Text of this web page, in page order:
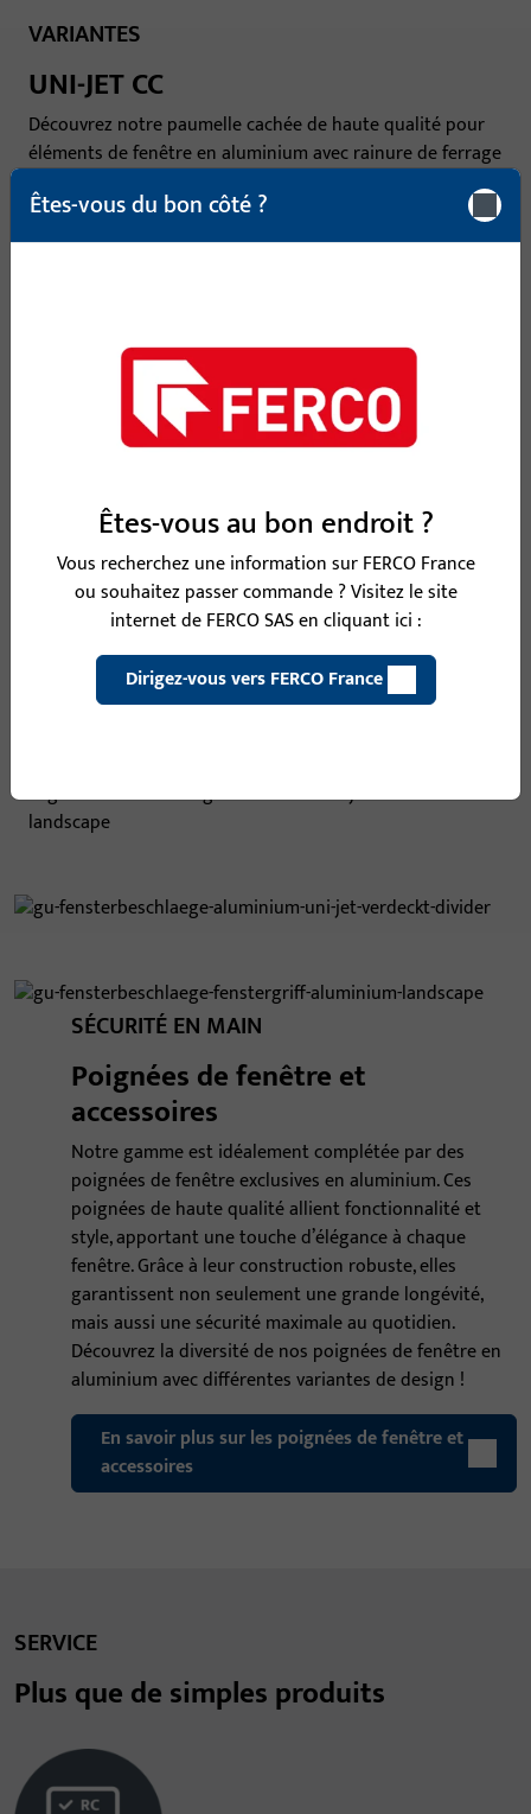
VARIANTES
UNI-JET CC
Découvrez notre paumelle cachée de haute qualité pour
éléments de fenêtre en aluminium avec rainure de ferrage
fermeture centrale du programme éprouvé de ferrures
oscillo-battantes UNI-JET.
UNI-JET CC
CC = Clamped/Concealed (serré, caché)
Hauteur de feuillure jusqu’à 2800 mm
Poids de l’ouvrant jusqu’à 130 kg
Jeu de feuillure 12 mm
Découvrir nos produits
SÉCURITÉ EN MAIN
Poignées de fenêtre et
accessoires
Notre gamme est idéalement complétée par des
poignées de fenêtre exclusives en aluminium. Ces
poignées de haute qualité allient fonctionnalité et
style, apportant une touche d’élégance à chaque
fenêtre. Grâce à leur construction robuste, elles
garantissent non seulement une grande longévité,
mais aussi une sécurité maximale au quotidien.
Découvrez la diversité de nos poignées de fenêtre en
aluminium avec différentes variantes de design !
En savoir plus sur les poignées de fenêtre et
accessoires
SERVICE
Plus que de simples produits
Êtes-vous du bon côté ?
Êtes-vous au bon endroit ?
Vous recherchez une information sur FERCO France
ou souhaitez passer commande ? Visitez le site
internet de FERCO SAS en cliquant ici :
Dirigez-vous vers FERCO France